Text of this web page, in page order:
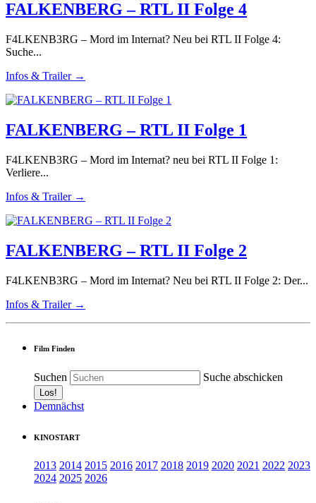
FALKENBERG – RTL II Folge 4
F4LKENB3RG – Mord im Internat? Neu bei RTL II Folge 4:
Suche...
Infos & Trailer →
FALKENBERG – RTL II Folge 1
F4LKENB3RG – Mord im Internat? neu bei RTL II Folge 1:
Verliere...
Infos & Trailer →
FALKENBERG – RTL II Folge 2
F4LKENB3RG – Mord im Internat? Neu bei RTL II Folge 2: Der...
Infos & Trailer →
Film Finden
Suchen Suche abschicken
Demnächst
KINOSTART
2013 2014 2015 2016 2017 2018 2019 2020 2021 2022 2023
2024 2025 2026